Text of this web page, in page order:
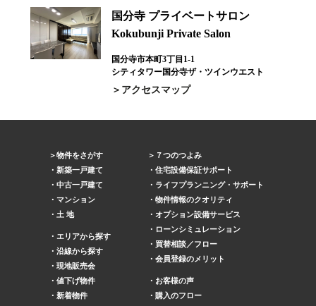
国分寺 プライベートサロン
Kokubunji Private Salon
国分寺市本町3丁目1-1
シティタワー国分寺ザ・ツインウエスト
アクセスマップ
物件をさがす
新築一戸建て
中古一戸建て
マンション
土 地
エリアから探す
沿線から探す
現地販売会
値下げ物件
新着物件
７つのつよみ
住宅設備保証サポート
ライフプランニング・サポート
物件情報のクオリティ
オプション設備サービス
ローンシミュレーション
買替相談／フロー
会員登録のメリット
お客様の声
購入のフロー